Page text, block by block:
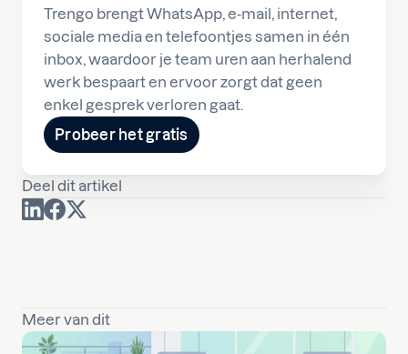
Trengo brengt WhatsApp, e-mail, internet,
sociale media en telefoontjes samen in één
inbox, waardoor je team uren aan herhalend
werk bespaart en ervoor zorgt dat geen
enkel gesprek verloren gaat.
Probeer het gratis
Deel dit artikel
Meer van dit